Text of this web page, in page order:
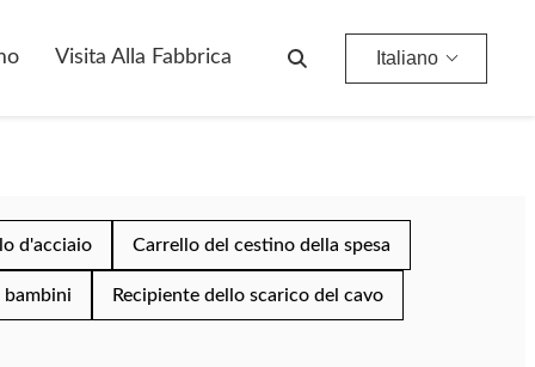
Visita Alla Fabbrica Italiano
d'acciaio Carrello del cestino della spesa
bambini Recipiente dello scarico del cavo